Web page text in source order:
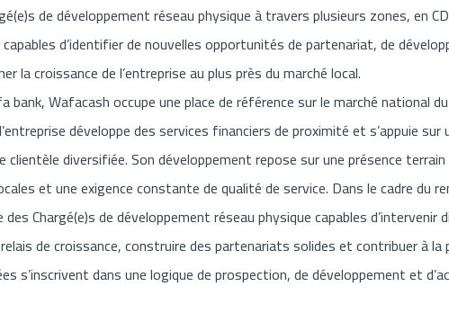
de développement réseau physique à travers plusieurs zones, en
d’identifier de nouvelles opportunités de partenariat, de
la croissance de l’entreprise au plus près du marché local.
bank, Wafacash occupe une place de référence sur le marché national
développe des services financiers de proximité et s’appuie
clientèle diversifiée. Son développement repose sur une présence
et une exigence constante de qualité de service. Dans le cadre du
Chargé(e)s de développement réseau physique capables
de croissance, construire des partenariats solides et contribuer à la
s’inscrivent dans une logique de prospection, de développement et